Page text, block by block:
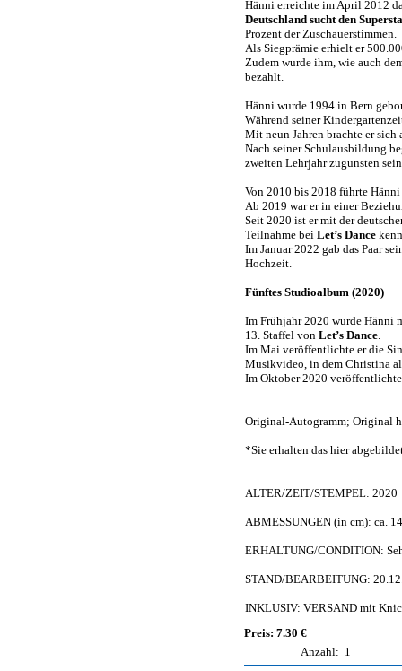
Hänni erreichte im April 2012
Deutschland sucht den
Prozent der Zuschauerstimmen.
Als Siegprämie erhielt er
Zudem wurde ihm, wie auch
bezahlt.
Hänni wurde 1994 in Bern
Während seiner
Mit neun Jahren brachte er
Nach seiner Schulausbildung
zweiten Lehrjahr zugunsten
Von 2010 bis 2018 führte
Ab 2019 war er in einer
Seit 2020 ist er mit der
Teilnahme bei Let’s Dance
Im Januar 2022 gab das Paar
Hochzeit.
Fünftes Studioalbum (2020)
Im Frühjahr 2020 wurde Hänni
13. Staffel von Let’s Dance.
Im Mai veröffentlichte er die
Musikvideo, in dem Christina
Im Oktober 2020
Original-Autogramm; Original
*Sie erhalten das hier
ALTER/ZEIT/STEMPEL: 2020
ABMESSUNGEN (in cm): ca.
ERHALTUNG/CONDITION:
STAND/BEARBEITUNG:
INKLUSIV: VERSAND mit
Preis: 7.30 €
Anzahl: 1